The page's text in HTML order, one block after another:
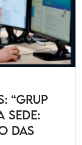
“Grup
sede:
das